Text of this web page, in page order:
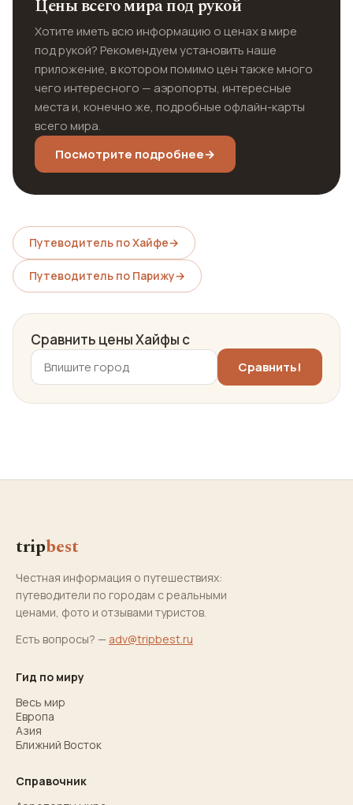
Цены всего мира под рукой
Хотите иметь всю информацию о ценах в мире
под рукой? Рекомендуем установить наше
приложение, в котором помимо цен также много
чего интересного — аэропорты, интересные
места и, конечно же, подробные офлайн-карты
всего мира.
Посмотрите подробнее→
Путеводитель по Хайфе→
Путеводитель по Парижу→
Сравнить цены Хайфы с
tripbest
Честная информация о путешествиях:
путеводители по городам с реальными
ценами, фото и отзывами туристов.
Есть вопросы? — adv@tripbest.ru
Гид по миру
Весь мир
Европа
Азия
Ближний Восток
Справочник